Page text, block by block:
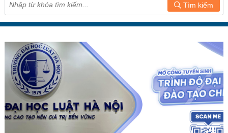
Tìm kiếm